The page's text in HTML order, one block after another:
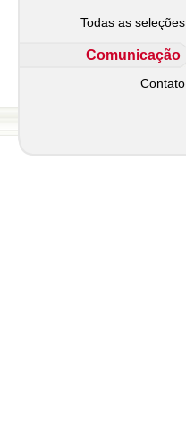
Todas as seleções
Comunicação
Contato